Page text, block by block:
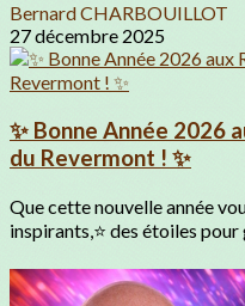
Bernard CHARBOUILLOT
27 décembre 2025
✨ Bonne Année 2026
du Revermont ! ✨
Que cette nouvelle année
inspirants,⭐ des étoiles pour